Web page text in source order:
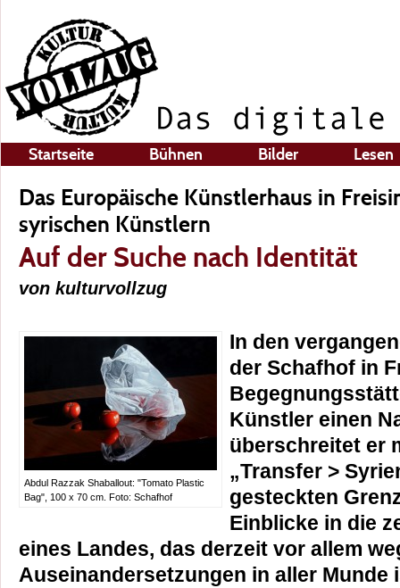
Startseite Bühnen Bilder Lesen
Das Europäische Künstlerhaus in
syrischen Künstlern
Auf der Suche nach Identität
von kulturvollzug
Abdul Razzak Shaballout: "Tomato Plastic
Bag", 100 x 70 cm. Foto: Schafhof
In den
der Schafhof in
Künstler einen
überschreitet er
„Transfer >
gesteckten
Einblicke in die
eines Landes, das derzeit vor allem
Auseinandersetzungen in aller Munde